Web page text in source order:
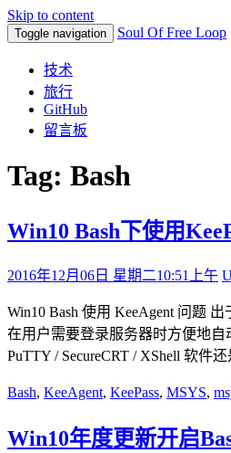
Skip to content
Toggle navigation Soul Of Free Loop
技术
旅行
GitHub
留言板
Tag: Bash
Win10 Bash下使用
2016年12月06日 星期二10:51上午
Win10 Bash 使用 KeeAgent 问题
在用户需要登录服务器时方便地自
PuTTY / SecureCRT / XShell 软件
Bash, KeeAgent, KeePass, MSYS,
Win10年度更新开启